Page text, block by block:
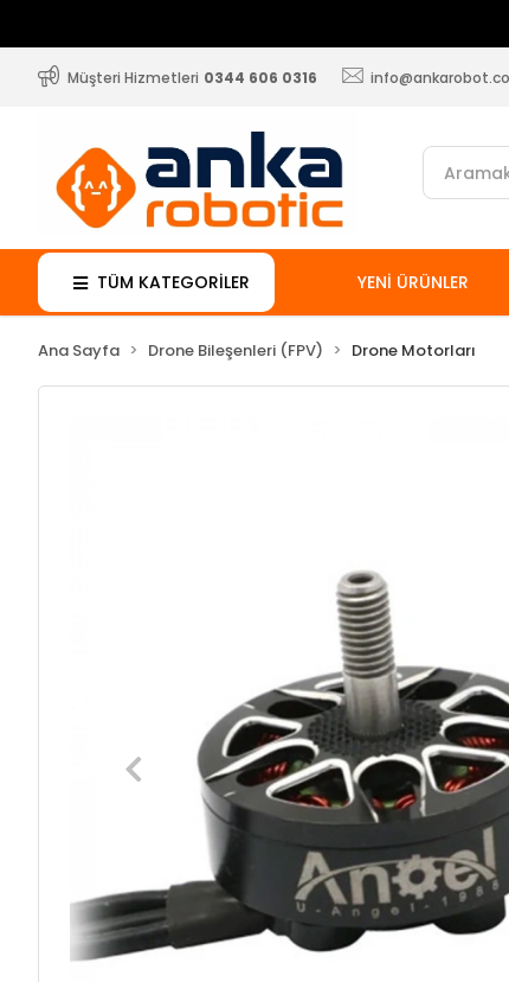
Müşteri Hizmetleri 0344 606 0316
TÜM KATEGORİLER YENİ ÜRÜNLER
Ana Sayfa Drone Bileşenleri (FPV) Drone Motorları